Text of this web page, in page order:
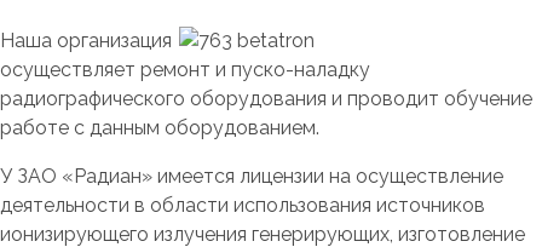
Наша организация
осуществляет ремонт и пуско-наладку
радиографического оборудования и проводит обучение
работе с данным оборудованием.
У ЗАО «Радиан» имеется лицензии на осуществление
деятельности в области использования источников
ионизирующего излучения генерирующих, изготовление